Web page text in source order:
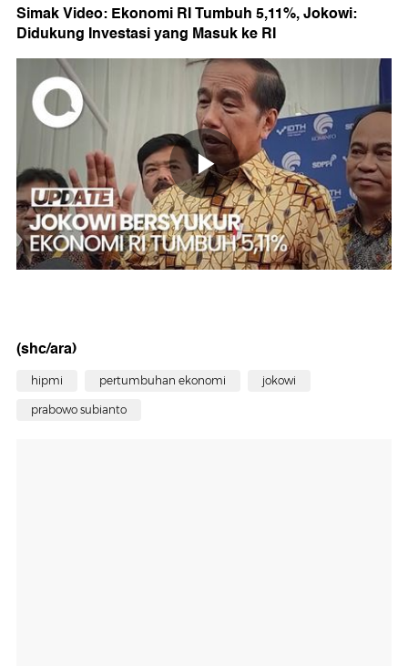
Simak Video: Ekonomi RI Tumbuh 5,11%, Jokowi:
Didukung Investasi yang Masuk ke RI
(shc/ara)
hipmi pertumbuhan ekonomi jokowi
prabowo subianto